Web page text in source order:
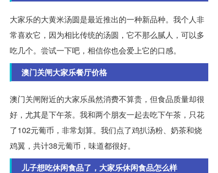
大家乐的大黄米汤圆是最近推出的一种新品种。我个人非
常喜欢它，因为相比传统的汤圆，它不那么腻人，可以多
吃几个。尝试一下吧，相信你也会爱上它的口感。
澳门关闸大家乐餐厅价格
澳门关闸附近的大家乐虽然消费不算贵，但食品质量却很
好，尤其是下午茶。我和两个朋友一起去吃下午茶，只花
了102元葡币，非常划算。我们点了鸡扒汤粉、奶茶和烧
鸡翼，共计38元葡币，味道都很好。
儿子想吃休闲食品了，大家乐休闲食品怎么样